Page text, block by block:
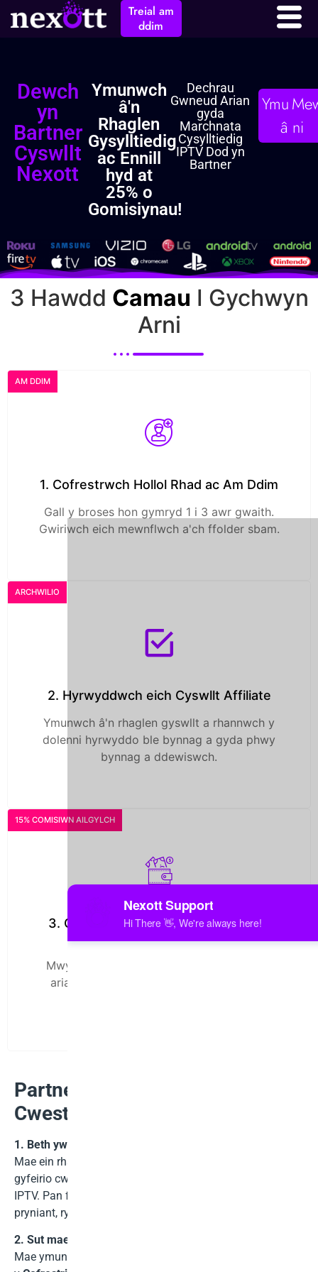
Treial am
ddim
Endid Cysylltiedig
Dewch
yn
Bartner
Cyswllt
Nexott
Ymunwch
â'n
Rhaglen
Gysylltiedig
ac Ennill
hyd at
25% o
Gomisiynau!
Dechrau
Gwneud Arian
gyda
Marchnata
Cysylltiedig
IPTV Dod yn
Bartner
â ni
3 Hawdd Camau I Gychwyn
Arni
1. Cofrestrwch Hollol Rhad ac Am Ddim
Gall y broses hon gymryd 1 i 3 awr gwaith.
Gwiriwch eich mewnflwch a'ch ffolder sbam.
AM DDIM
2. Hyrwyddwch eich Cyswllt Affiliate
Ymunwch â'n rhaglen gyswllt a rhannwch y
dolenni hyrwyddo ble bynnag a gyda phwy
bynnag a ddewiswch.
ARCHWILIO
3. Gwnewch arian tra byddwch chi'n
cysgu!
Mwynhewch gynhyrchu refeniw a gwneud
arian wrth i chi gysgu fel partner cyswllt
15% COMISIWN AILGYLCH
Partneriaid Cysylltiedig –
Cwestiynau Cyffredin
1. Beth yw eich Rhaglen Gysylltiedig?
Mae ein rhaglen gysylltiedig yn eich gwobrwyo am
gyfeirio cwsmeriaid at Nexott.net ar gyfer tanysgrifiadau
IPTV. Pan fydd cwsmer rydych chi'n ei gyfeirio yn gwneud
pryniant, rydych chi'n ennill a
2. Sut mae ymuno â'ch Rhaglen Gysylltiedig?
Mae ymuno â'n Rhaglen Gysylltiedig yn syml! Cliciwch ar